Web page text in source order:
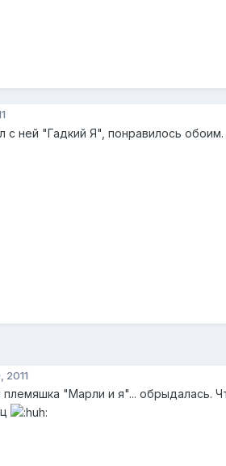
с ней "Гадкий Я", понравилось обоим.
2011
"Марли и я"... обрыдалась.